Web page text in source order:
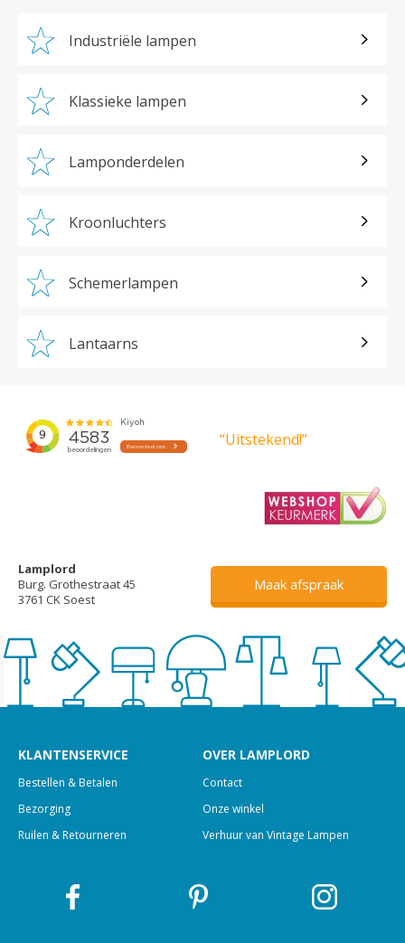
Industriële lampen
Klassieke lampen
Lamponderdelen
Kroonluchters
Schemerlampen
Lantaarns
“Uitstekend!”
Lamplord
Burg. Grothestraat 45
3761 CK Soest
Maak afspraak
KLANTENSERVICE
Bestellen & Betalen
Bezorging
Ruilen & Retourneren
OVER LAMPLORD
Contact
Onze winkel
Verhuur van Vintage Lampen